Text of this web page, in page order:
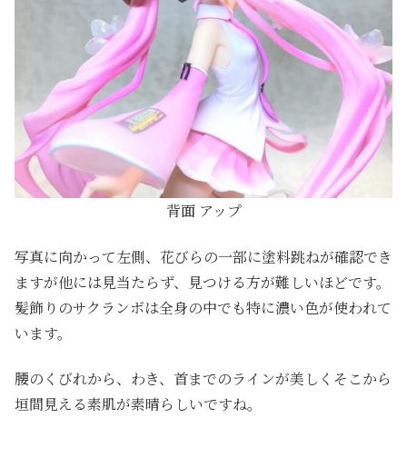
背面 アップ
写真に向かって左側、花びらの一部に塗料跳ねが確認でき
ますが他には見当たらず、見つける方が難しいほどです。
髪飾りのサクランボは全身の中でも特に濃い色が使われて
います。
腰のくびれから、わき、首までのラインが美しくそこから
垣間見える素肌が素晴らしいですね。